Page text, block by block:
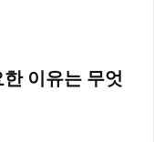
이유는 무엇